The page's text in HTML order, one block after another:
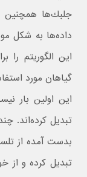
جلبك‌ها همچنين
داده‌ها به شكل
اين الگوريتم
گياهان مورد
اين اولين بار
تبديل كرده‌اند.
بدست آمده از
تبديل كرده و از